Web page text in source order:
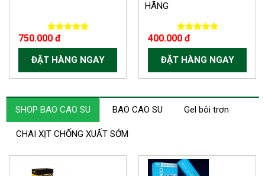
750.000 đ
ĐẶT HÀNG NGAY
HÃNG
400.000 đ
ĐẶT HÀNG NGAY
SHOP BAO CAO SU BAO CAO SU Gel bôi trơn
CHAI XỊT CHỐNG XUẤT SỚM